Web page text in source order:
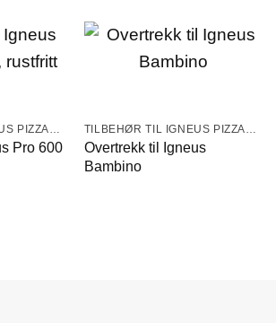
Pro 600
Overtrekk til Igneus
Bambino